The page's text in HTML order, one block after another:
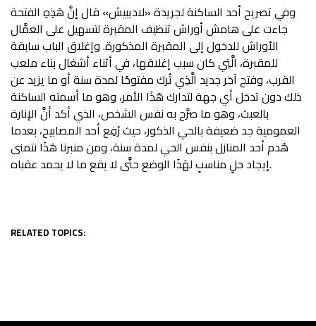
وفي تصريح أحد الساكنة لجريدة «لاديبيش» قال إنَّ هَذِهِ الفتحة
جاءت على هامش أوراش تنظيف المقبرة لتسهيل على العمَّال
الأوراش للدخول إلى المقبرة المذكورة. وإغلاق الباب سابقة
للمقبرة، الَّتِي كان سبب إغلاقها، في أثناء أشغال بناء ملعب
القرب، وفتح آخر جديد الَّذِي تُرك مفتوحًا لمدة سنة أو ما يزيد عن
ذلك دون تدخل أي جهة لتدارك هَذَا الأمر، وهو ما أسمته الساكنة
بالعبث، وهو ما صرَّح به نفس الشخص، الذي أكد أنَّ الإنارة
العمومية جد ضعيفة بالحي الذكور، حيث رُفِع أحد المصابيح، بعدما
هُدم أحد المنازل بنفس الحي لمدة سنة، ومن منبرنا هَذَا نتمنى
إيجاد حلٍ مناسبٍ لهَذَا الوضع حتَّى لا يقع ما لا يحمد عقباه.
RELATED TOPICS: